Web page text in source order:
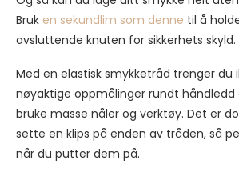
Bruk en sekundlim som denne til å
avsluttende knuten for sikkerhets skyld.
Med en elastisk smykketråd trenger du
nøyaktige oppmålinger rundt håndledd
bruke masse nåler og verktøy. Det er
sette en klips på enden av tråden, så
når du putter dem på.